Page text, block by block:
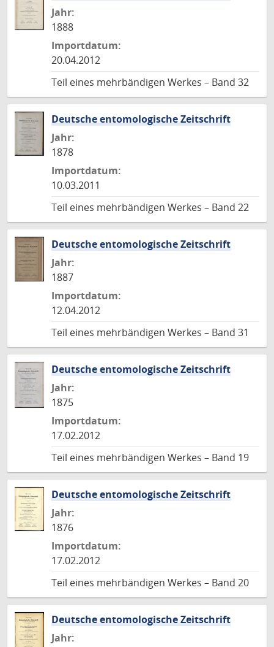
Jahr:
1888
Importdatum:
20.04.2012
Teil eines mehrbändigen Werkes – Band 32
Deutsche entomologische Zeitschrift
Jahr:
1878
Importdatum:
10.03.2011
Teil eines mehrbändigen Werkes – Band 22
Deutsche entomologische Zeitschrift
Jahr:
1887
Importdatum:
12.04.2012
Teil eines mehrbändigen Werkes – Band 31
Deutsche entomologische Zeitschrift
Jahr:
1875
Importdatum:
17.02.2012
Teil eines mehrbändigen Werkes – Band 19
Deutsche entomologische Zeitschrift
Jahr:
1876
Importdatum:
17.02.2012
Teil eines mehrbändigen Werkes – Band 20
Deutsche entomologische Zeitschrift
Jahr: